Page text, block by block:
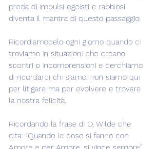
preda di impulsi egoisti e rabbiosi
diventa il mantra di questo passaggio.
Ricordiamocelo ogni giorno quando ci
troviamo in situazioni che creano
scontri o incomprensioni e cerchiamo
di ricordarci chi siamo: non siamo qui
per litigare ma per evolvere e trovare
la nostra felicità.
Ricordando la frase di O. Wilde che
cita: “Quando le cose si fanno con